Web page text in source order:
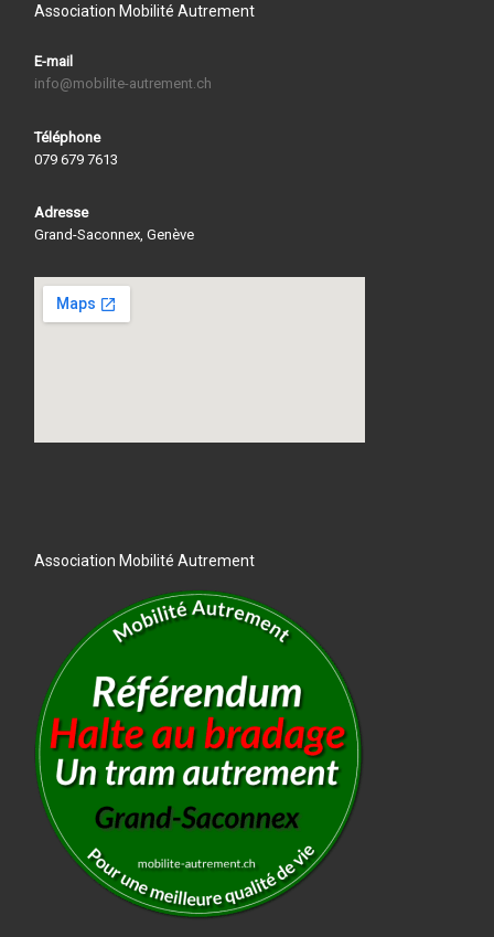
Association Mobilité Autrement
E-mail
info@mobilite-autrement.ch
Téléphone
079 679 7613
Adresse
Grand-Saconnex, Genève
Association Mobilité Autrement